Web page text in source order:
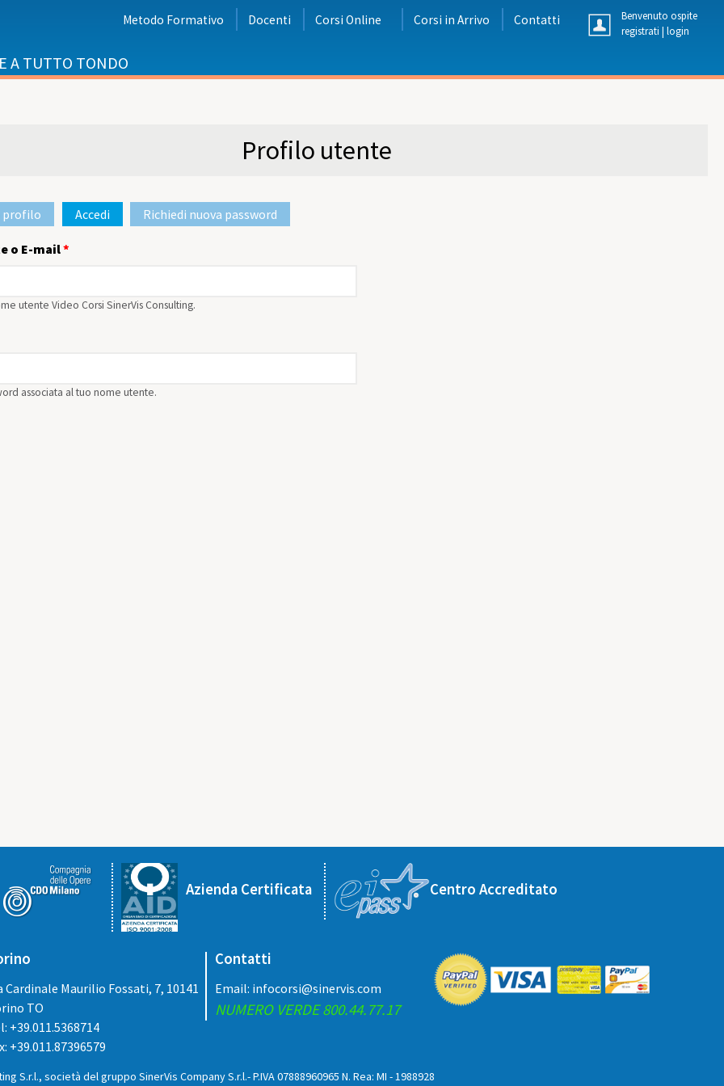
Benvenuto ospite
registrati |login
Metodo Formativo Docenti Corsi Online Corsi in Arrivo Contatti
A TUTTO TONDO
Profilo utente
profilo Accedi(scheda attiva)
Richiedi nuova password
o E-mail*
utente Video Corsi SinerVis Consulting.
associata al tuo nome utente.
Azienda Certificata Centro Accreditato
Cardinale Maurilio Fossati, 7, 10141
TO
+39.011.5368714
+39.011.87396579
Contatti
Email: infocorsi@sinervis.com
NUMERO VERDE 800.44.77.17
S.r.l., società del gruppo SinerVis Company S.r.l.- P.IVA 07888960965 N. Rea: MI - 1988928